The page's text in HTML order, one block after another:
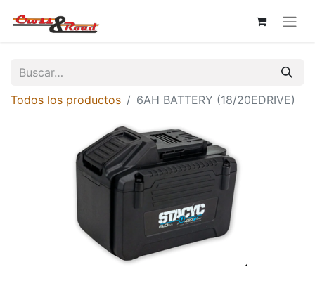
Todos los productos 6AH BATTERY (18/20EDRIVE)